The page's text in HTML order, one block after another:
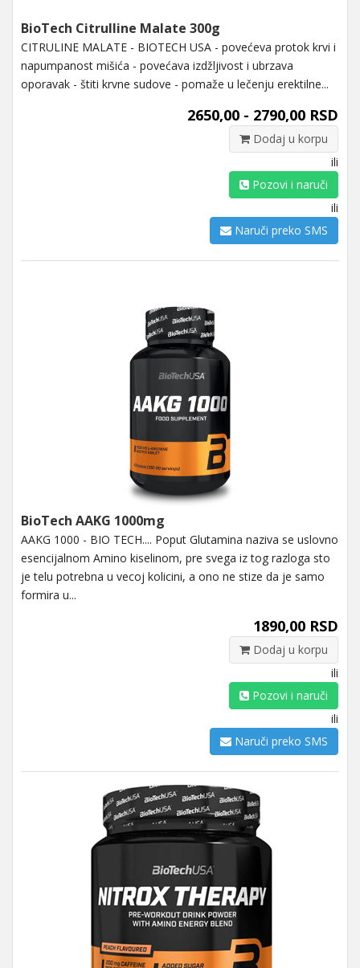
BioTech Citrulline Malate 300g
CITRULINE MALATE - BIOTECH USA - povećeva protok krvi i
napumpanost mišića - povećava izdžljivost i ubrzava
oporavak - štiti krvne sudove - pomaže u lečenju erektilne...
2650,00 - 2790,00 RSD
Dodaj u korpu
ili
Pozovi i naruči
ili
Naruči preko SMS
BioTech AAKG 1000mg
AAKG 1000 - BIO TECH.... Poput Glutamina naziva se uslovno
esencijalnom Amino kiselinom, pre svega iz tog razloga sto
je telu potrebna u vecoj kolicini, a ono ne stize da je samo
formira u...
1890,00 RSD
Dodaj u korpu
ili
Pozovi i naruči
ili
Naruči preko SMS